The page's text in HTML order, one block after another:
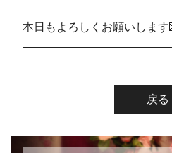
本日もよろしくお願いします
戻る